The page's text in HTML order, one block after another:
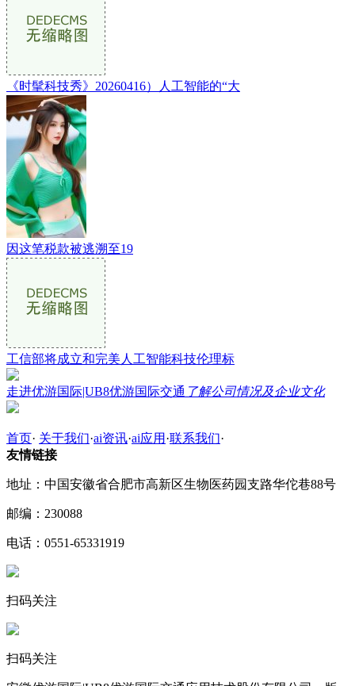
《时髦科技秀》20260416）人工智能的“大
因这笔税款被逃溯至19
工信部将成立和完美人工智能科技伦理标
走进优游国际|UB8优游国际交通 了解公司情况及企业文化
首页· 关于我们·ai资讯·ai应用 ·联系我们·
友情链接
地址：中国安徽省合肥市高新区生物医药园支路华佗巷88号
邮编：230088
电话：0551-65331919
扫码关注
扫码关注